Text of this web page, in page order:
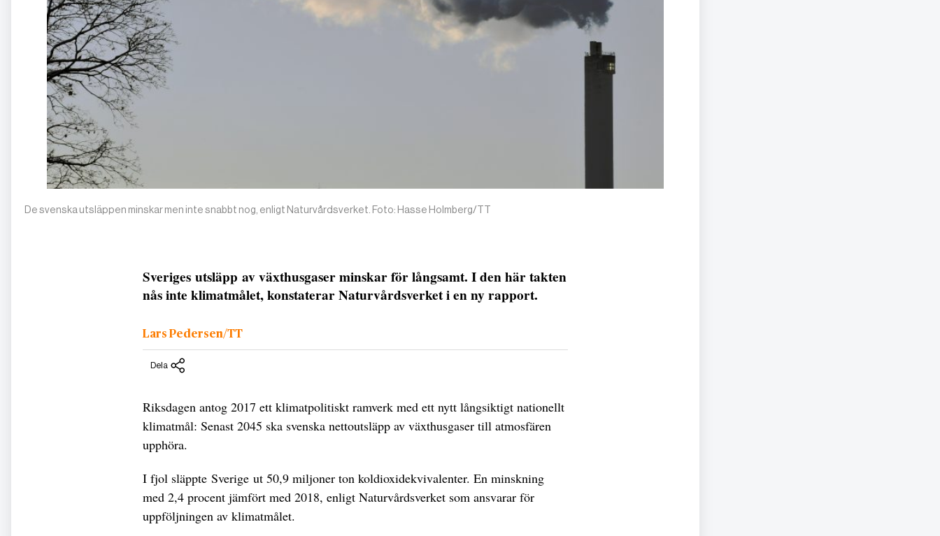
De svenska utsläppen minskar men inte snabbt nog, enligt Naturvårdsverket. Foto: Hasse Holmberg/TT
Sveriges utsläpp av växthusgaser minskar för långsamt. I den här takten
nås inte klimatmålet, konstaterar Naturvårdsverket i en ny rapport.
Lars Pedersen/TT
Dela
Riksdagen antog 2017 ett klimatpolitiskt ramverk med ett nytt långsiktigt nationellt
klimatmål: Senast 2045 ska svenska nettoutsläpp av växthusgaser till atmosfären
upphöra.
I fjol släppte Sverige ut 50,9 miljoner ton koldioxidekvivalenter. En minskning
med 2,4 procent jämfört med 2018, enligt Naturvårdsverket som ansvarar för
uppföljningen av klimatmålet.